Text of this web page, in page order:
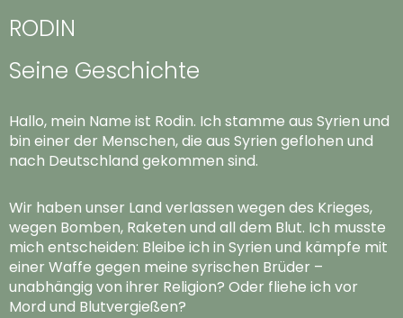
RODIN
Seine Geschichte
Hallo, mein Name ist Rodin. Ich stamme aus Syrien und
bin einer der Menschen, die aus Syrien geflohen und
nach Deutschland gekommen sind.
Wir haben unser Land verlassen wegen des Krieges,
wegen Bomben, Raketen und all dem Blut. Ich musste
mich entscheiden: Bleibe ich in Syrien und kämpfe mit
einer Waffe gegen meine syrischen Brüder –
unabhängig von ihrer Religion? Oder fliehe ich vor
Mord und Blutvergießen?